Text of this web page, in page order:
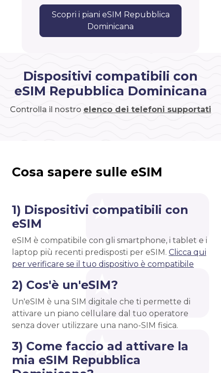
Scopri i piani eSIM Repubblica
Dominicana
Dispositivi compatibili con
eSIM Repubblica Dominicana
Controlla il nostro elenco dei telefoni supportati
Cosa sapere sulle eSIM
1) Dispositivi compatibili con
eSIM
eSIM è compatibile con gli smartphone, i tablet e i
laptop più recenti predisposti per eSIM. Clicca qui
per verificare se il tuo dispositivo è compatibile
2) Cos'è un'eSIM?
Un'eSIM è una SIM digitale che ti permette di
attivare un piano cellulare dal tuo operatore
senza dover utilizzare una nano-SIM fisica.
3) Come faccio ad attivare la
mia eSIM Repubblica